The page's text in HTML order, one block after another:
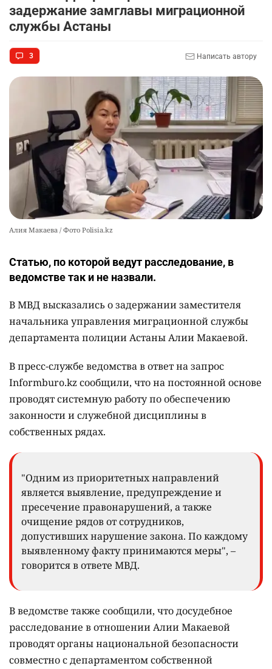
2390 3 50
🇫🇷 Клуб ПСЖ объявил об открытии своей
футбольной академии в Астане
2576 38
задержание замглавы миграционной
службы Астаны
3 Написать автору
Алия Макаева / Фото Polisia.kz
Статью, по которой ведут расследование, в
ведомстве так и не назвали.
В МВД высказались о задержании заместителя
начальника управления миграционной службы
департамента полиции Астаны Алии Макаевой.
В пресс-службе ведомства в ответ на запрос
Informburo.kz сообщили, что на постоянной основе
проводят системную работу по обеспечению
законности и служебной дисциплины в
собственных рядах.
"Одним из приоритетных направлений
является выявление, предупреждение и
пресечение правонарушений, а также
очищение рядов от сотрудников,
допустивших нарушение закона. По каждому
выявленному факту принимаются меры", –
говорится в ответе МВД.
В ведомстве также сообщили, что досудебное
расследование в отношении Алии Макаевой
проводят органы национальной безопасности
совместно с департаментом собственной